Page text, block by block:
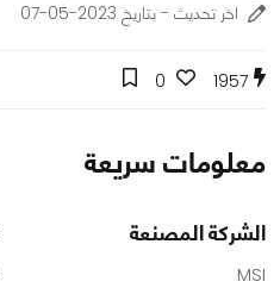
اخر تحديث - بتاريخ 2023-05-07
1957
0
معلومات سريعة
الشركة المصنعة
MSI